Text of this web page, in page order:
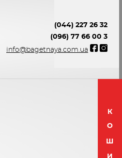
(044) 227 26 32
(096) 77 66 00 3
info@bagetnaya.com.ua
К
О
Ш
И